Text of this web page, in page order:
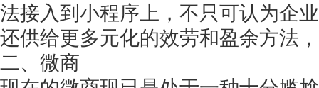
法接入到小程序上，不只可认为企
还供给更多元化的效劳和盈余方法
二、微商